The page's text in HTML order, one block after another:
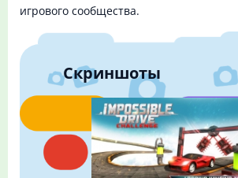
игрового сообщества.
Скриншоты